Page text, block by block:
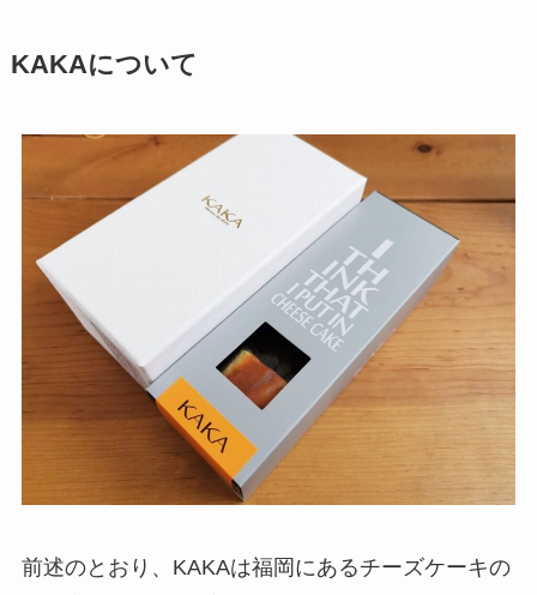
KAKAについて
前述のとおり、KAKAは福岡にあるチーズケーキの